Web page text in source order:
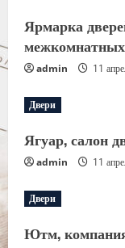
Ярмарка
admin 11
Двери
Ягуар, салон
admin 11
Двери
Ютм,